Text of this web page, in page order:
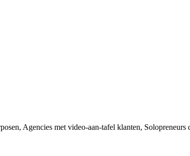
Agencies met video-aan-tafel klanten, Solopreneurs